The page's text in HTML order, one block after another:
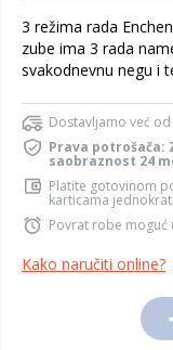
3 režima rada
zube ima 3 rada
svakodnevnu negu i
Dostavljamo već od
Prava potrošača:
saobraznost 24
Platite gotovinom
karticama
Povrat robe moguć
Kako naručiti online?